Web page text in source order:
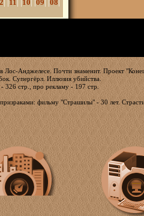
| |11| |10| |09| |08|
Анджелесе. Почти знаменит. Проект "Конец
Супергёрл. Иллюзия убийства.
326 стр., про рекламу - 197 стр.
фильму "Страшилы" - 30 лет.